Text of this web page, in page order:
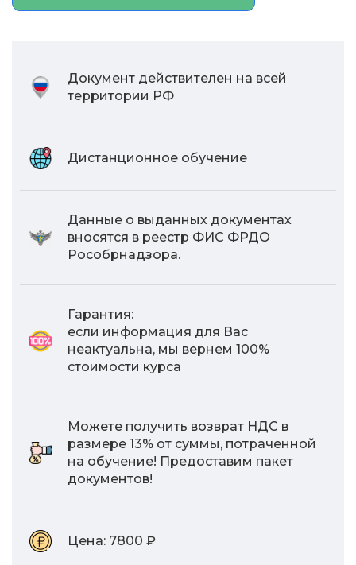
Документ действителен на всей
территории РФ
Дистанционное обучение
Данные о выданных документах
вносятся в реестр ФИС ФРДО
Рособрнадзора.
Гарантия:
если информация для Вас
неактуальна, мы вернем 100%
стоимости курса
Можете получить возврат НДС в
размере 13% от суммы, потраченной
на обучение! Предоставим пакет
документов!
Цена: 7800 ₽